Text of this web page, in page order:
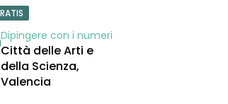
Dipingere con i numeri
Città delle Arti e
della Scienza,
Valencia